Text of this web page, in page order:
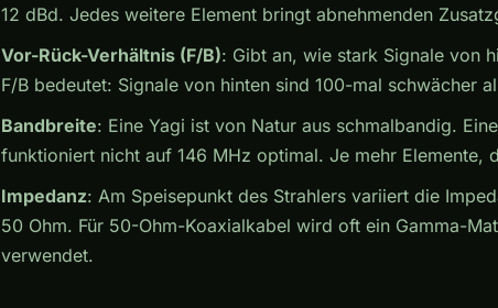
12 dBd. Jedes weitere Element bringt abnehmenden
Vor-Rück-Verhältnis (F/B): Gibt an, wie stark Signale von
F/B bedeutet: Signale von hinten sind 100-mal schwächer
Bandbreite: Eine Yagi ist von Natur aus schmalbandig.
funktioniert nicht auf 146 MHz optimal. Je mehr Elemente,
Impedanz: Am Speisepunkt des Strahlers variiert die
50 Ohm. Für 50-Ohm-Koaxialkabel wird oft ein Gamma-
verwendet.